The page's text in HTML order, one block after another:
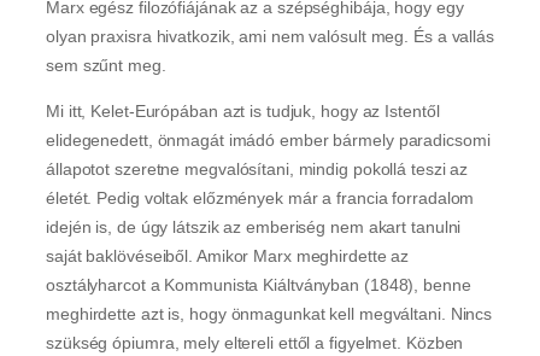
Marx egész filozófiájának az a szépséghibája, hogy egy
olyan praxisra hivatkozik, ami nem valósult meg. És a vallás
sem szűnt meg.
Mi itt, Kelet-Európában azt is tudjuk, hogy az Istentől
elidegenedett, önmagát imádó ember bármely paradicsomi
állapotot szeretne megvalósítani, mindig pokollá teszi az
életét. Pedig voltak előzmények már a francia forradalom
idején is, de úgy látszik az emberiség nem akart tanulni
saját baklövéseiből. Amikor Marx meghirdette az
osztályharcot a Kommunista Kiáltványban (1848), benne
meghirdette azt is, hogy önmagunkat kell megváltani. Nincs
szükség ópiumra, mely eltereli ettől a figyelmet. Közben